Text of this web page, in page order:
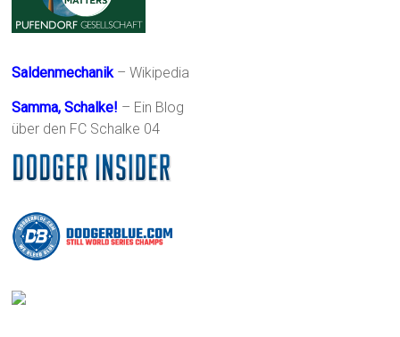
Saldenmechanik– Wikipedia
Samma, Schalke! – Ein Blog
über den FC Schalke 04